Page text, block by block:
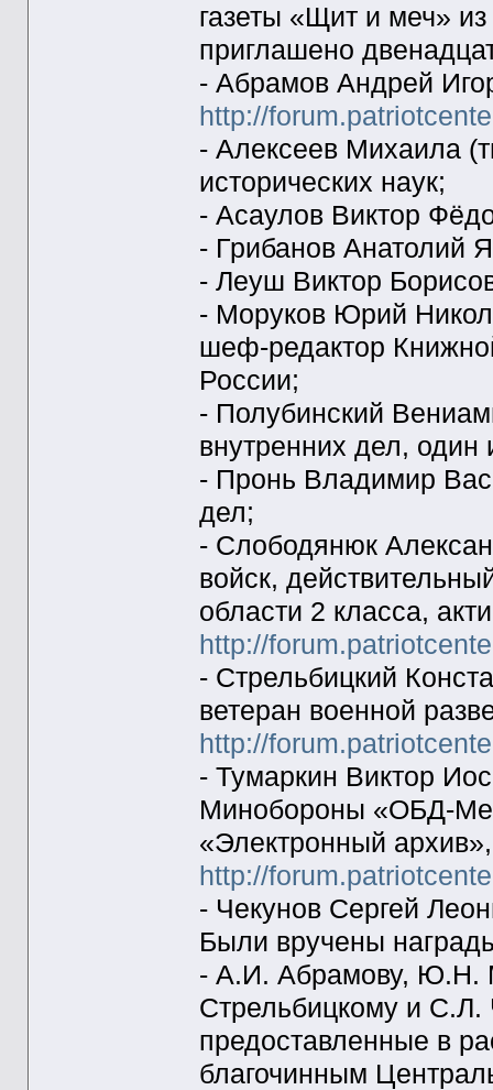
газеты «Щит и меч»
приглашено
- Абрамов Андрей
http://
- Алексеев Михаила
исторических наук;
- Асаулов Виктор
- Грибанов Анатолий
- Леуш Виктор
- Моруков Юрий
шеф-редактор
России;
- Полубинский
внутренних дел,
- Пронь Владимир
дел;
- Слободянюк
войск,
области 2 класса,
http://
- Стрельбицкий
ветеран военной
http://
- Тумаркин Виктор
Минобороны «ОБД-
«Электронный
http://
- Чекунов Сергей
Были вручены
- А.И. Абрамову, Ю.Н.
Стрельбицкому и С.Л.
предоставленные в
благочинным